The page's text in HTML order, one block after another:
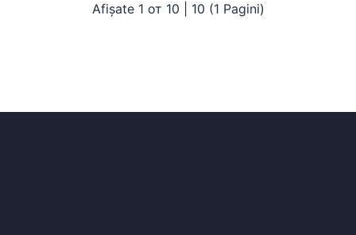
Afișate 1 от 10 | 10 (1 Pagini)